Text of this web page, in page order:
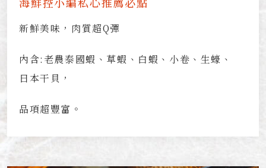
新鮮美味，肉質超Q彈
內含:老農泰國蝦、草蝦、白蝦、小卷、生蠔、
日本干貝，
品項超豐富。